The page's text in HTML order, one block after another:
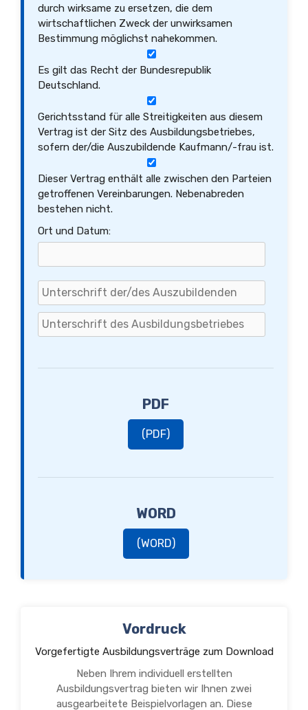
durch wirksame zu ersetzen, die dem
wirtschaftlichen Zweck der unwirksamen
Bestimmung möglichst nahekommen.
Es gilt das Recht der Bundesrepublik
Deutschland.
Gerichtsstand für alle Streitigkeiten aus diesem
Vertrag ist der Sitz des Ausbildungsbetriebes,
sofern der/die Auszubildende Kaufmann/-frau ist.
Dieser Vertrag enthält alle zwischen den Parteien
getroffenen Vereinbarungen. Nebenabreden
bestehen nicht.
Ort und Datum:
PDF
(PDF)
WORD
(WORD)
Vordruck
Vorgefertigte Ausbildungsverträge zum Download
Neben Ihrem individuell erstellten
Ausbildungsvertrag bieten wir Ihnen zwei
ausgearbeitete Beispielvorlagen an. Diese